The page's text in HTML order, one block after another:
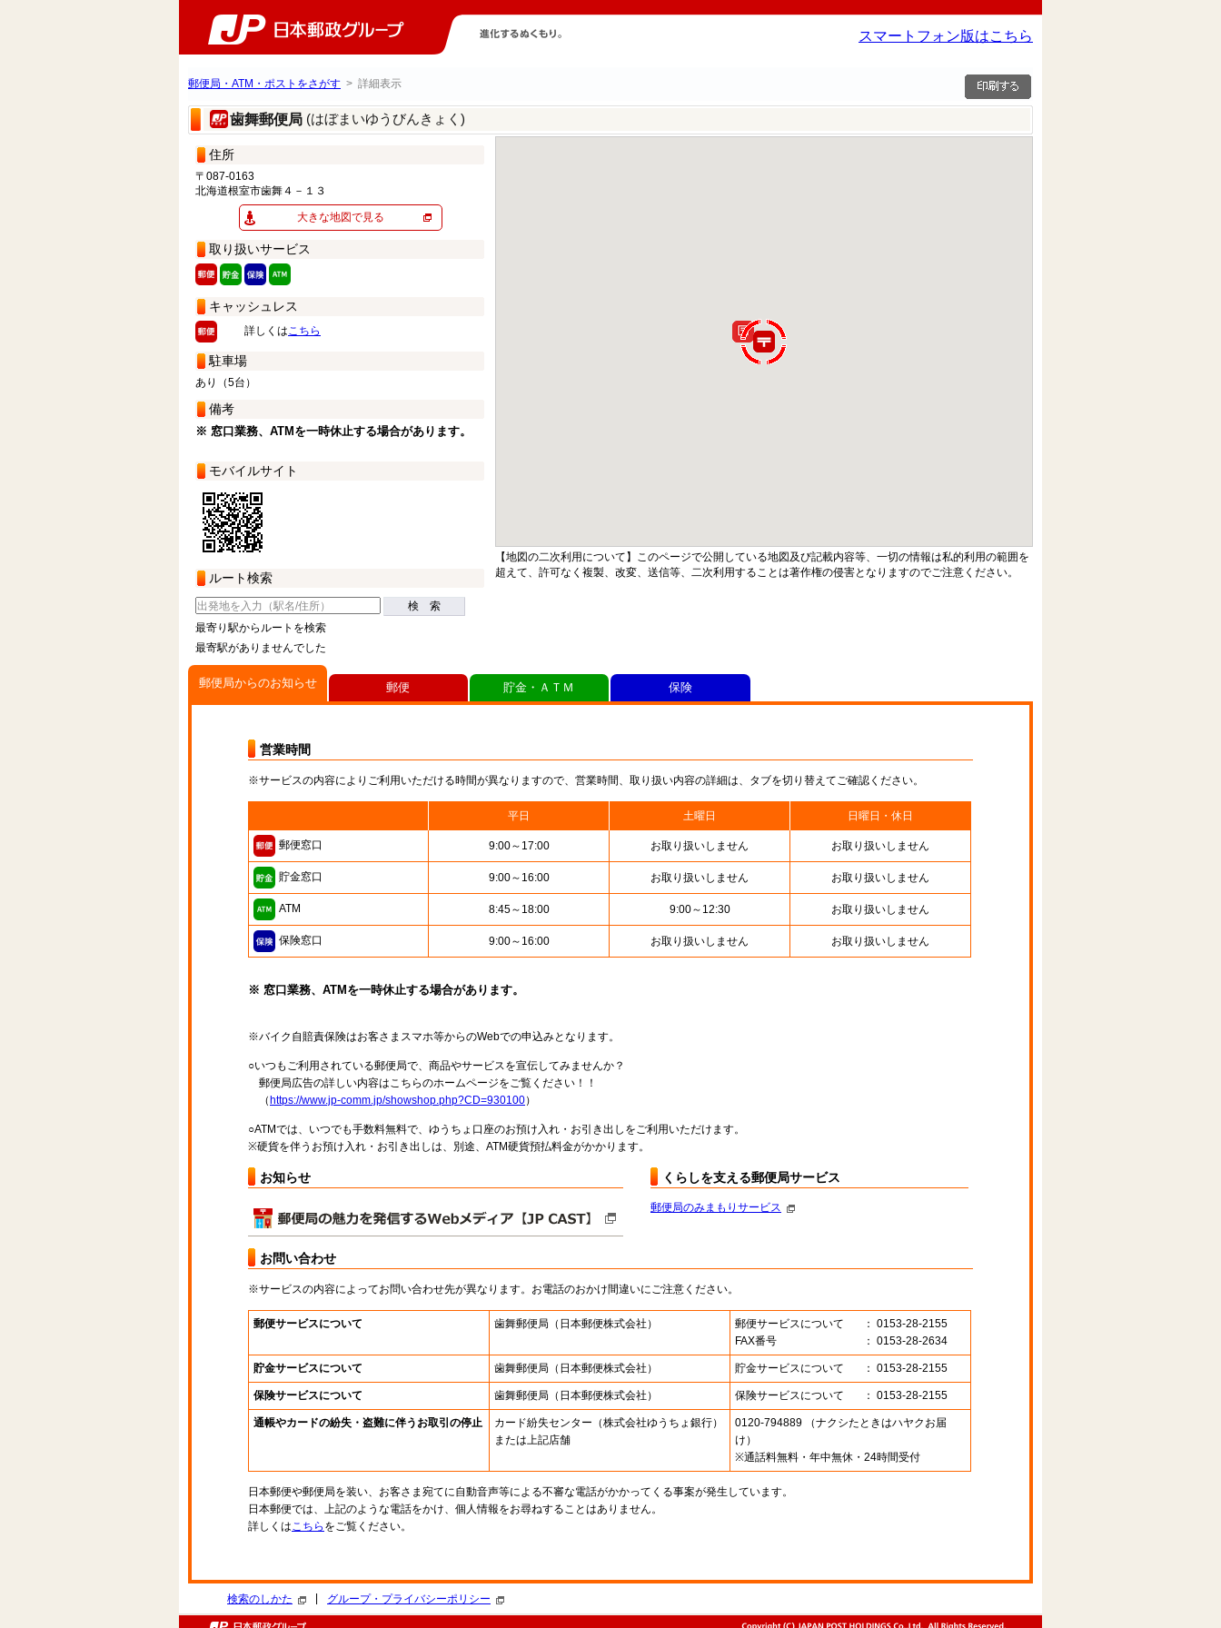
スマートフォン版はこちら
郵便局・ATM・ポストをさがす > 詳細表示
歯舞郵便局 (はぼまいゆうびんきょく)
住所
〒087-0163
北海道根室市歯舞４－１３
大きな地図で見る
取り扱いサービス
キャッシュレス
詳しくはこちら
駐車場
あり（5台）
備考
※ 窓口業務、ATMを一時休止する場合があります。
モバイルサイト
ルート検索
検 索
最寄り駅からルートを検索
最寄駅がありませんでした
【地図の二次利用について】このページで公開している地図及び記載内容等、一切の情報は私的利用の範囲を
超えて、許可なく複製、改変、送信等、二次利用することは著作権の侵害となりますのでご注意ください。
郵便局からのお知らせ
営業時間
※サービスの内容によりご利用いただける時間が異なりますので、営業時間、取り扱い内容の詳細は、タブを切り替えてご確認ください。
平日 土曜日 日曜日・休日
郵便窓口 9:00～17:00 お取り扱いしません お取り扱いしません
貯金窓口 9:00～16:00 お取り扱いしません お取り扱いしません
ATM 8:45～18:00 9:00～12:30 お取り扱いしません
保険窓口 9:00～16:00 お取り扱いしません お取り扱いしません
※ 窓口業務、ATMを一時休止する場合があります。
※バイク自賠責保険はお客さまスマホ等からのWebでの申込みとなります。
○いつもご利用されている郵便局で、商品やサービスを宣伝してみませんか？
郵便局広告の詳しい内容はこちらのホームページをご覧ください！！
（ https://www.jp-comm.jp/showshop.php?CD=930100）
○ATMでは、いつでも手数料無料で、ゆうちょ口座のお預け入れ・お引き出しをご利用いただけます。
※硬貨を伴うお預け入れ・お引き出しは、別途、ATM硬貨預払料金がかかります。
お知らせ くらしを支える郵便局サービス
郵便局のみまもりサービス
お問い合わせ
※サービスの内容によってお問い合わせ先が異なります。お電話のおかけ間違いにご注意ください。
郵便サービスについて 歯舞郵便局 （日本郵便株式会社） 郵便サービスについて
： 0153-28-2155
FAX番号
： 0153-28-2634
貯金サービスについて 歯舞郵便局 （日本郵便株式会社） 貯金サービスについて ： 0153-28-2155
保険サービスについて 歯舞郵便局 （日本郵便株式会社） 保険サービスについて ： 0153-28-2155
通帳やカードの紛失・盗難に伴うお取引の停止 カード紛失センター （株式会社ゆうちょ銀行）
または上記店舗
0120-794889 （ナクシたときはハヤクお届
け）
※通話料無料・年中無休・24時間受付
日本郵便や郵便局を装い、お客さま宛てに自動音声等による不審な電話がかかってくる事案が発生しています。
日本郵便では、上記のような電話をかけ、個人情報をお尋ねすることはありません。
詳しくはこちら をご覧ください。
郵便 貯金・ＡＴＭ 保険
検索のしかた グループ・プライバシーポリシー